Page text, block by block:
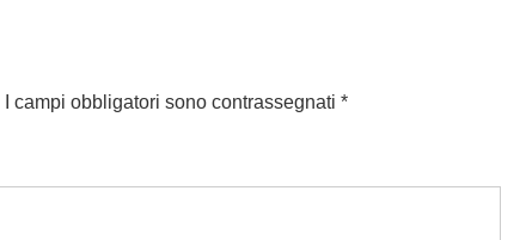
I campi obbligatori sono contrassegnati *